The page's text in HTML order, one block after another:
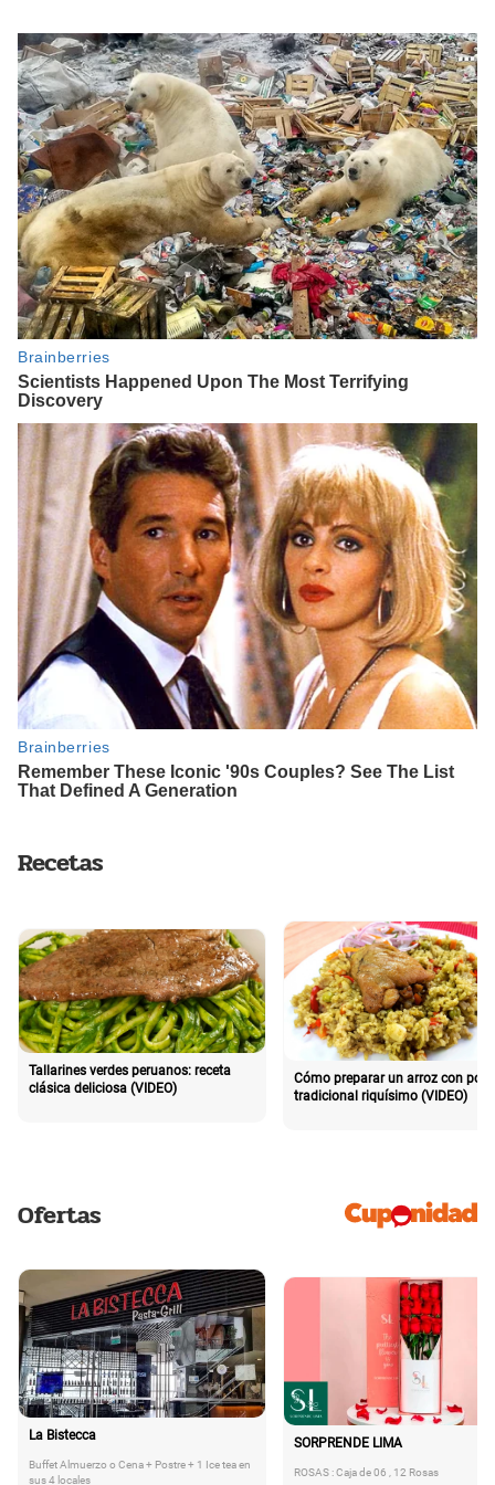
Recetas
Tallarines verdes peruanos: receta
clásica deliciosa (VIDEO)
Cómo preparar un arroz con pollo
tradicional riquísimo (VIDEO)
Ofertas
La Bistecca
Buffet Almuerzo o Cena + Postre + 1 Ice tea en
sus 4 locales
SORPRENDE LIMA
ROSAS : Caja de 06 , 12 Rosas